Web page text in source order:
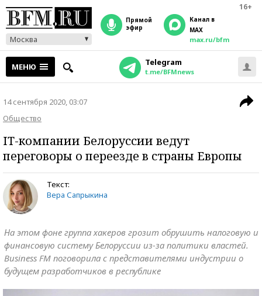
16+
Москва
прямой
эфир
Канал в
MAX
max.ru/bfm
МЕНЮ Telegram
t.me/BFMnews
14 сентября 2020, 03:07
Общество
IT-компании Белоруссии ведут
переговоры о переезде в страны Европы
Текст:
Вера Сапрыкина
На этом фоне группа хакеров грозит обрушить налоговую и
финансовую систему Белоруссии из-за политики властей.
Business FM поговорила с представителями индустрии о
будущем разработчиков в республике